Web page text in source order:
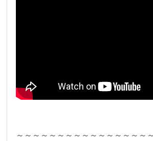
～～～～～～～～～～～～～～～～